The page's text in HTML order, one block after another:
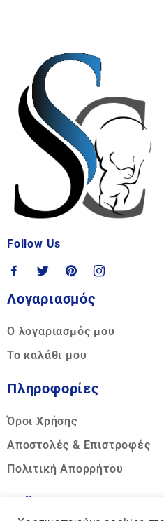
Follow Us
Λογαριασμός
Ο λογαριασμός μου
Το καλάθι μου
Πληροφορίες
Όροι Χρήσης
Αποστολές & Επιστροφές
Πολιτική Απορρήτου
Call us